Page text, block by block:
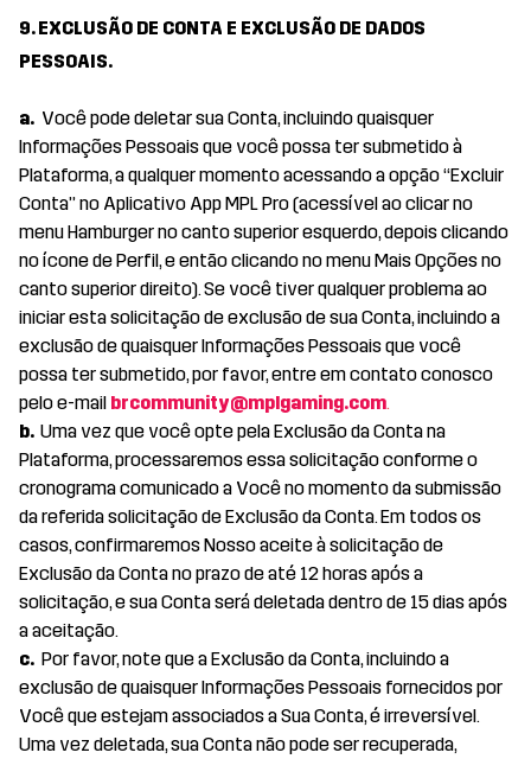
9. EXCLUSÃO DE CONTA E EXCLUSÃO DE DADOS
PESSOAIS.
a. Você pode deletar sua Conta, incluindo quaisquer
Informações Pessoais que você possa ter submetido à
Plataforma, a qualquer momento acessando a opção “Excluir
Conta” no Aplicativo App MPL Pro (acessível ao clicar no
menu Hamburger no canto superior esquerdo, depois clicando
no ícone de Perfil, e então clicando no menu Mais Opções no
canto superior direito). Se você tiver qualquer problema ao
iniciar esta solicitação de exclusão de sua Conta, incluindo a
exclusão de quaisquer Informações Pessoais que você
possa ter submetido, por favor, entre em contato conosco
pelo e-mail brcommunity@mplgaming.com.
b. Uma vez que você opte pela Exclusão da Conta na
Plataforma, processaremos essa solicitação conforme o
cronograma comunicado a Você no momento da submissão
da referida solicitação de Exclusão da Conta. Em todos os
casos, confirmaremos Nosso aceite à solicitação de
Exclusão da Conta no prazo de até 12 horas após a
solicitação, e sua Conta será deletada dentro de 15 dias após
a aceitação.
c. Por favor, note que a Exclusão da Conta, incluindo a
exclusão de quaisquer Informações Pessoais fornecidos por
Você que estejam associados a Sua Conta, é irreversível.
Uma vez deletada, sua Conta não pode ser recuperada,